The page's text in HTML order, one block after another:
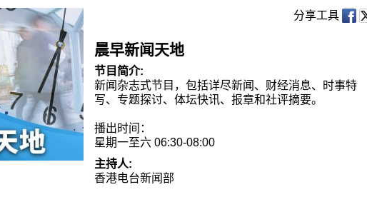
分享工具
晨早新闻天地
节目简介:
新闻杂志式节目，包括详尽新闻、财经消息、时事特
写、专题探讨、体坛快讯、报章和社评摘要。
播出时间：
星期一至六 06:30-08:00
主持人:
香港电台新闻部